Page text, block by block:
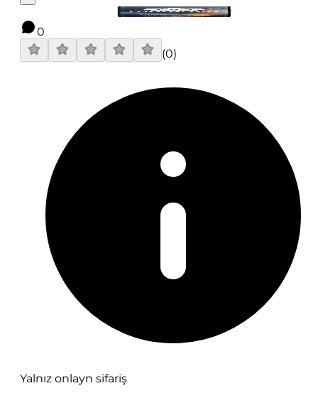
0
(0)
Yalnız onlayn sifariş